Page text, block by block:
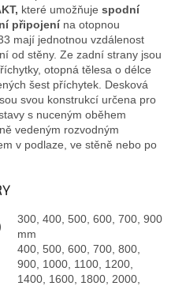
které umožňuje spodní
připojenína otopnou
mají jednotnou vzdálenost
od stěny. Ze zadní strany jsou
otopná tělesa o délce
šest příchytek. Desková
svou konstrukcí určena pro
s nuceným oběhem
vedeným rozvodným
v podlaze, ve stěně nebo po
300, 400, 500, 600, 700, 900
mm
400, 500, 600, 700, 800,
900, 1000, 1100, 1200,
1400, 1600, 1800, 2000,